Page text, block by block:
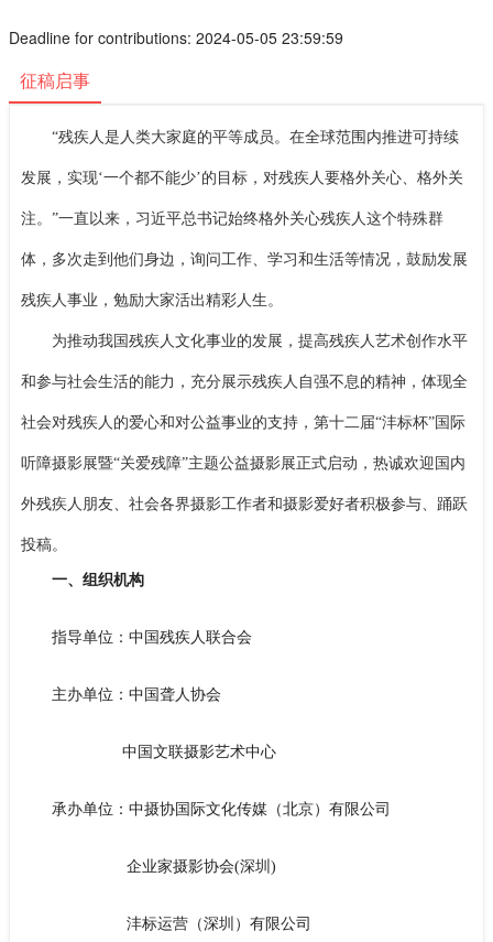
Deadline for contributions: 2024-05-05 23:59:59
征稿启事
“残疾人是人类大家庭的平等成员。在全球范围内推进可持续
发展，实现‘一个都不能少’的目标，对残疾人要格外关心、格外关
注。”一直以来，习近平总书记始终格外关心残疾人这个特殊群
体，多次走到他们身边，询问工作、学习和生活等情况，鼓励发展
残疾人事业，勉励大家活出精彩人生。
为推动我国残疾人文化事业的发展，提高残疾人艺术创作水平
和参与社会生活的能力，充分展示残疾人自强不息的精神，体现全
社会对残疾人的爱心和对公益事业的支持，第十二届“沣标杯”国际
听障摄影展暨“关爱残障”主题公益摄影展正式启动，热诚欢迎国内
外残疾人朋友、社会各界摄影工作者和摄影爱好者积极参与、踊跃
投稿。
一、组织机构
指导单位：中国残疾人联合会
主办单位：中国聋人协会
中国文联摄影艺术中心
承办单位：中摄协国际文化传媒（北京）有限公司
企业家摄影协会(深圳)
沣标运营（深圳）有限公司